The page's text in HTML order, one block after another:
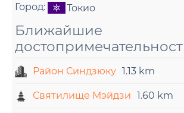
Город: Токио
Ближайшие
Район Синдзюку 1.13 km
Святилище Мэйдзи 1.60 km